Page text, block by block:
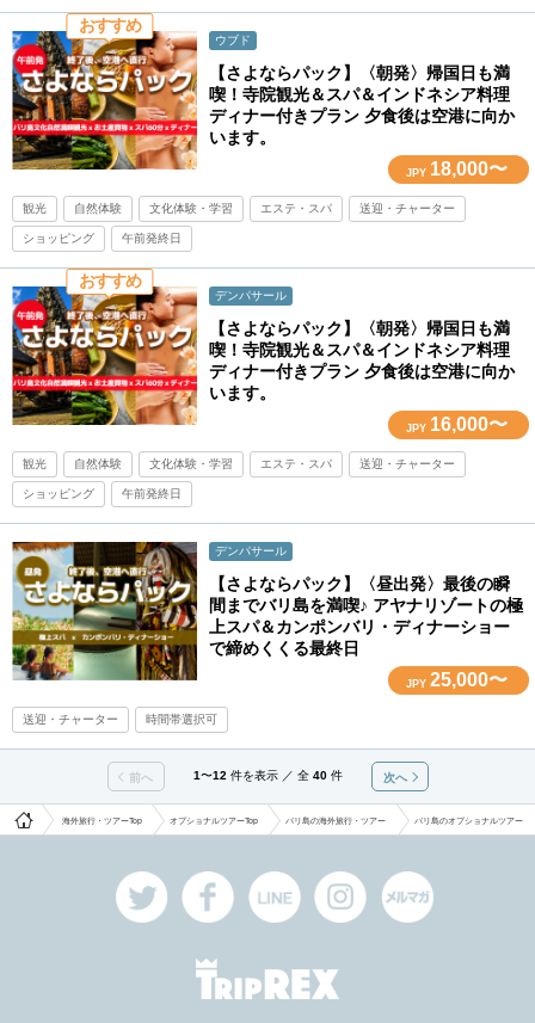
おすすめ
ウブド
【さよならパック】〈朝発〉帰国日も満
喫！寺院観光＆スパ＆インドネシア料理
ディナー付きプラン 夕食後は空港に向か
います。
JPY 18,000〜
観光 自然体験 文化体験・学習 エステ・スパ 送迎・チャーター
ショッピング 午前発終日
おすすめ
デンパサール
【さよならパック】〈朝発〉帰国日も満
喫！寺院観光＆スパ＆インドネシア料理
ディナー付きプラン 夕食後は空港に向か
います。
JPY 16,000〜
観光 自然体験 文化体験・学習 エステ・スパ 送迎・チャーター
ショッピング 午前発終日
デンパサール
【さよならパック】〈昼出発〉最後の瞬
間までバリ島を満喫♪ アヤナリゾートの極
上スパ＆カンポンバリ・ディナーショー
で締めくくる最終日
JPY 25,000〜
送迎・チャーター 時間帯選択可
前へ 1〜12 件を表示 ／ 全 40件 次へ
海外旅行・ツアーTop オプショナルツアーTop バリ島の海外旅行・ツアー バリ島のオプショナルツアー